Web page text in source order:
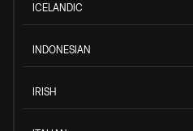
ICELANDIC
INDONESIAN
IRISH